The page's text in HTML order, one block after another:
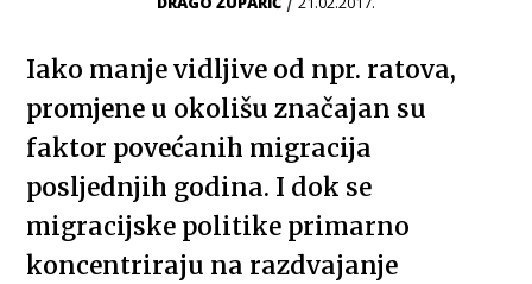
Iako manje vidljive od npr. ratova,
promjene u okolišu značajan su
faktor povećanih migracija
posljednjih godina. I dok se
migracijske politike primarno
koncentriraju na razdvajanje